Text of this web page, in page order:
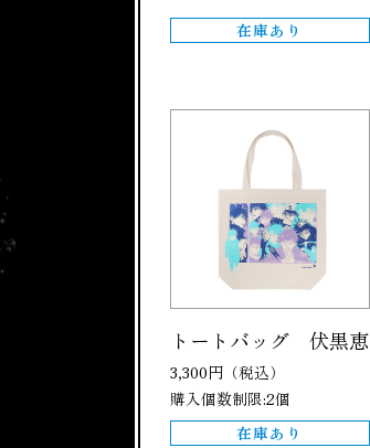
在庫あり
トートバッグ 伏黒恵
3,300円（税込）
購入個数制限:2個
在庫あり